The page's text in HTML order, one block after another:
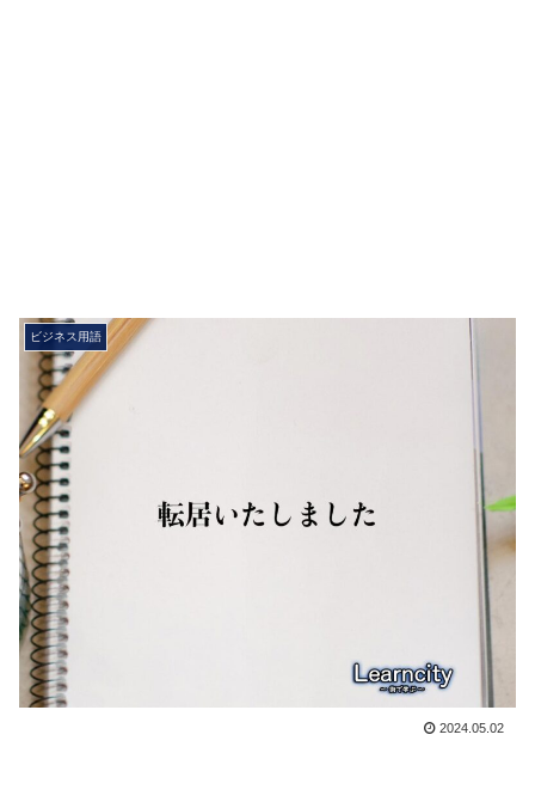
ビジネス用語
2024.05.02